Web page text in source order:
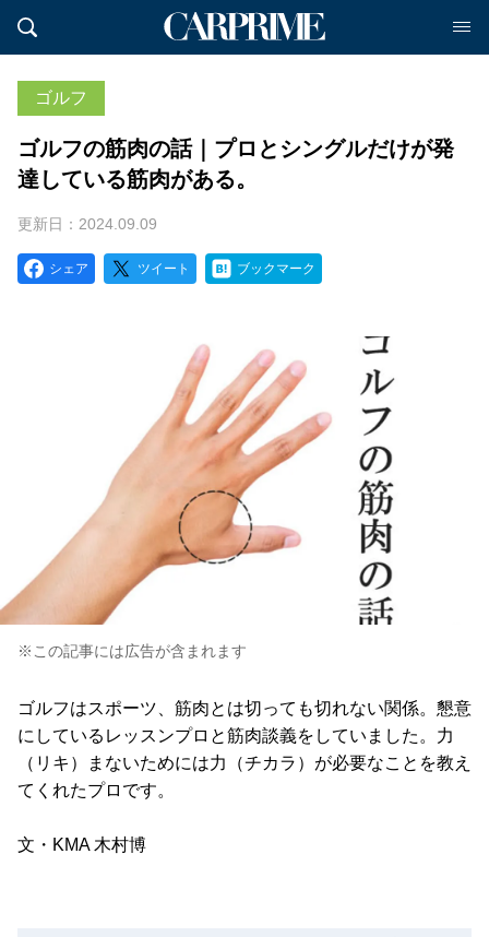
ゴルフ
ゴルフの筋肉の話｜プロとシングルだけが発
達している筋肉がある。
更新日：2024.09.09
シェア ツイート ブックマーク
※この記事には広告が含まれます
ゴルフはスポーツ、筋肉とは切っても切れない関係。懇意
にしているレッスンプロと筋肉談義をしていました。力
（リキ）まないためには力（チカラ）が必要なことを教え
てくれたプロです。
文・KMA 木村博